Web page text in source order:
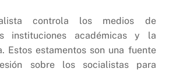
controla los medios de
instituciones académicas y la
Estos estamentos son una fuente
sobre los socialistas para